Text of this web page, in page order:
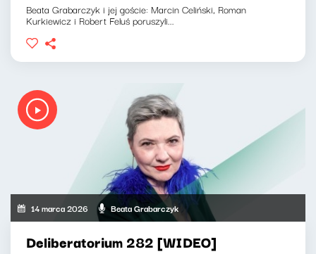
Beata Grabarczyk i jej goście: Marcin Celiński, Roman
Kurkiewicz i Robert Feluś poruszyli...
14 marca 2026 Beata Grabarczyk
Deliberatorium 282 [WIDEO]